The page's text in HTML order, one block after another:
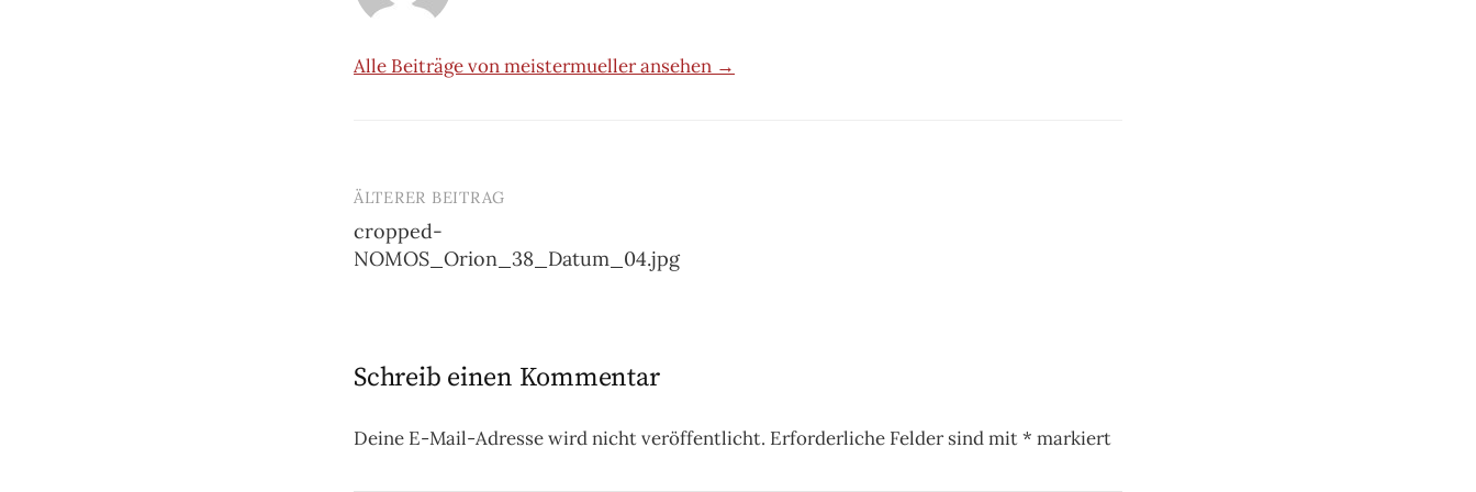
Alle Beiträge von meistermueller ansehen →
Beitrags-
Navigation
ÄLTERER BEITRAG
cropped-
NOMOS_Orion_38_Datum_04.jpg
Schreib einen Kommentar
Deine E-Mail-Adresse wird nicht veröffentlicht. Erforderliche Felder sind mit* markiert